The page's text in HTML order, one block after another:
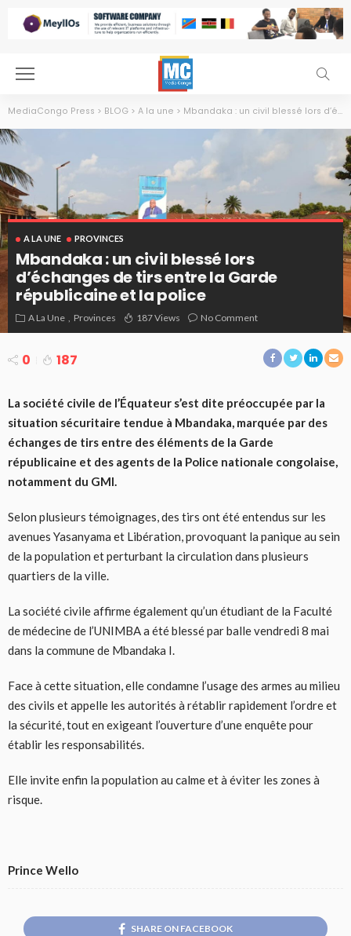
MediaCongo Press > BLOG > A la une > Mbandaka : un civil blessé lors d’échanges de tirs entre la Garde républicaine et la police
A LA UNE PROVINCES
Mbandaka : un civil blessé lors
d’échanges de tirs entre la Garde
républicaine et la police
A La Une Provinces 187 Views No Comment
0 187
La société civile de l’Équateur s’est dite préoccupée par la
situation sécuritaire tendue à Mbandaka, marquée par des
échanges de tirs entre des éléments de la Garde
républicaine et des agents de la Police nationale congolaise,
notamment du GMI.
Selon plusieurs témoignages, des tirs ont été entendus sur les
avenues Yasanyama et Libération, provoquant la panique au sein
de la population et perturbant la circulation dans plusieurs
quartiers de la ville.
La société civile affirme également qu’un étudiant de la Faculté
de médecine de l’UNIMBA a été blessé par balle vendredi 8 mai
dans la commune de Mbandaka I.
Face à cette situation, elle condamne l’usage des armes au milieu
des civils et appelle les autorités à rétablir rapidement l’ordre et
la sécurité, tout en exigeant l’ouverture d’une enquête pour
établir les responsabilités.
Elle invite enfin la population au calme et à éviter les zones à
risque.
Prince Wello
SHARE ON FACEBOOK